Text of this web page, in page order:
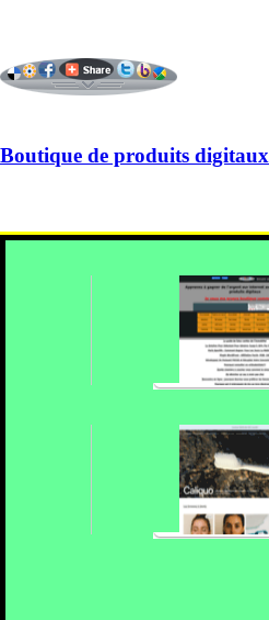
Boutique de produits digitaux